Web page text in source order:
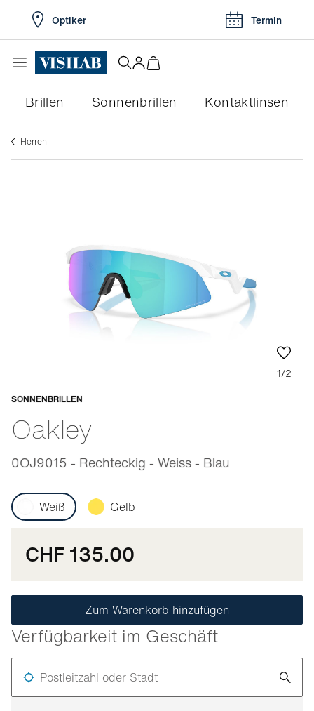
Optiker Termin
Brillen Sonnenbrillen Kontaktlinsen
herren
1/2
SONNENBRILLEN
Oakley
0OJ9015 - Rechteckig - Weiss - Blau
Anpassbar
Weiß Gelb
CHF 135.00
Zum Warenkorb hinzufügen
Verfügbarkeit im Geschäft
Postleitzahl oder Stadt